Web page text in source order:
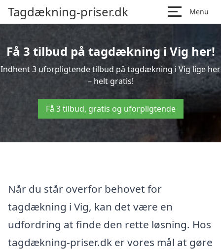
Tagdækning-priser.dk Menu
Få 3 tilbud på tagdækning i Vig her!
Indhent 3 uforpligtende tilbud på tagdækning i Vig lige her
– helt gratis!
Få 3 tilbud, gratis og uforpligtende
Når du står overfor behovet for
tagdækning i Vig, kan det være en
udfordring at finde den rette løsning. Hos
tagdækning-priser.dk er vores mål at gøre